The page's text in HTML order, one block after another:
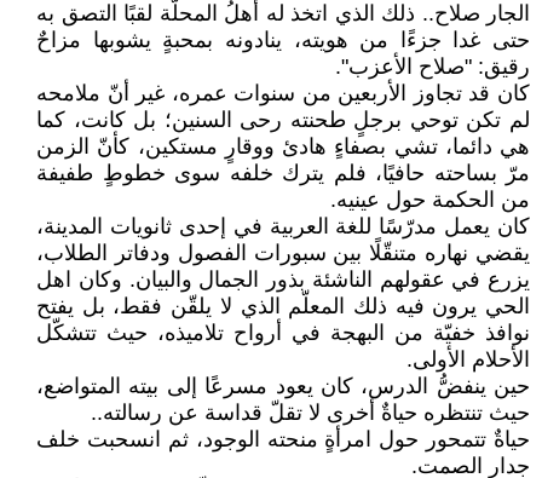
الجار صلاح.. ذلك الذي اتخذ له أهلُ المحلّة لقبًا التصق به
حتى غدا جزءًا من هويته، ينادونه بمحبةٍ يشوبها مزاحٌ
رقيق: "صلاح الأعزب".
كان قد تجاوز الأربعين من سنوات عمره، غير أنّ ملامحه
لم تكن توحي برجلٍ طحنته رحى السنين؛ بل كانت، كما
هي دائما، تشي بصفاءٍ هادئ ووقارٍ مستكين، كأنّ الزمن
مرّ بساحته حافيًا، فلم يترك خلفه سوى خطوطٍ طفيفة
من الحكمة حول عينيه.
كان يعمل مدرّسًا للغة العربية في إحدى ثانويات المدينة،
يقضي نهاره متنقّلًا بين سبورات الفصول ودفاتر الطلاب،
يزرع في عقولهم الناشئة بذور الجمال والبيان. وكان اهل
الحي يرون فيه ذلك المعلّم الذي لا يلقّن فقط، بل يفتح
نوافذ خفيّة من البهجة في أرواح تلاميذه، حيث تتشكّل
الأحلام الأولى.
حين ينفضُّ الدرس، كان يعود مسرعًا إلى بيته المتواضع،
حيث تنتظره حياةٌ أخرى لا تقلّ قداسة عن رسالته..
حياةٌ تتمحور حول امرأةٍ منحته الوجود، ثم انسحبت خلف
جدار الصمت.